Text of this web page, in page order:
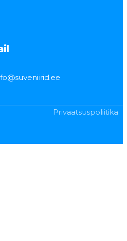
Privaatsuspoliitika